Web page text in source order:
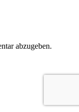
abzugeben.